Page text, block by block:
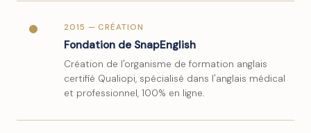
2015 — CRÉATION
Fondation de SnapEnglish
Création de l'organisme de formation anglais
certifié Qualiopi, spécialisé dans l'anglais médical
et professionnel, 100% en ligne.